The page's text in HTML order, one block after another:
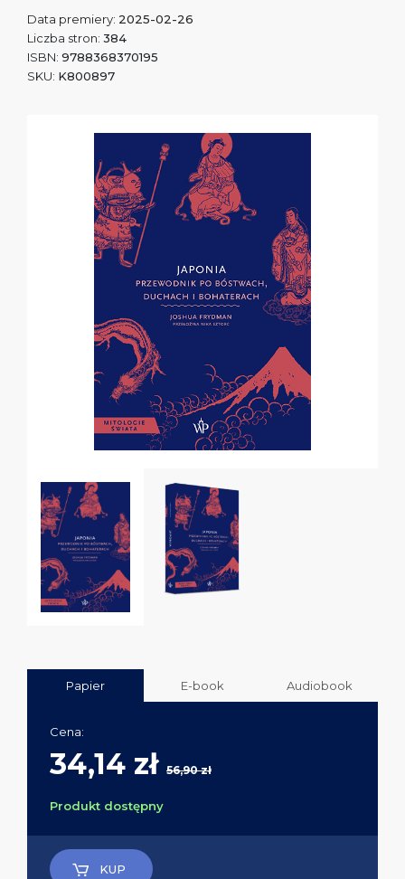
Data premiery: 2025-02-26
Liczba stron: 384
ISBN: 9788368370195
SKU: K800897
Papier E-book Audiobook
Cena:
34,14 zł 56,90 zł
Produkt dostępny
KUP